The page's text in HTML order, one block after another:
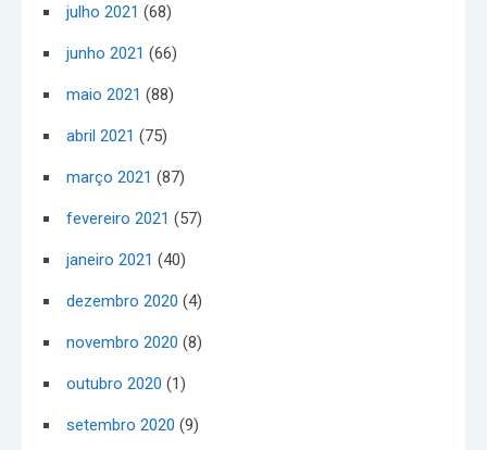
julho 2021 (68)
junho 2021 (66)
maio 2021 (88)
abril 2021 (75)
março 2021 (87)
fevereiro 2021 (57)
janeiro 2021 (40)
dezembro 2020 (4)
novembro 2020 (8)
outubro 2020 (1)
setembro 2020 (9)